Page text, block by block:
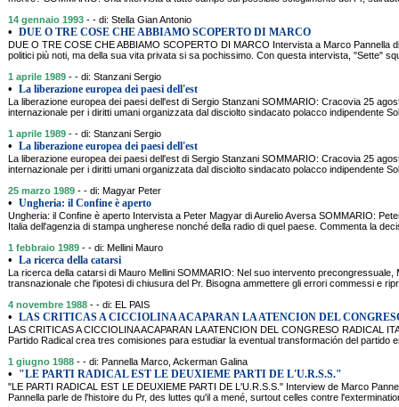
14 gennaio 1993 - - di: Stella Gian Antonio
• DUE O TRE COSE CHE ABBIAMO SCOPERTO DI MARCO
DUE O TRE COSE CHE ABBIAMO SCOPERTO DI MARCO Intervista a Marco Pannella
politici più noti, ma della sua vita privata si sa pochissimo. Con questa intervista, "Sette"
1 aprile 1989 - - di: Stanzani Sergio
• La liberazione europea dei paesi dell'est
La liberazione europea dei paesi dell'est di Sergio Stanzani SOMMARIO: Cracovia 25
internazionale per i diritti umani organizzata dal disciolto sindacato polacco indipendente
1 aprile 1989 - - di: Stanzani Sergio
• La liberazione europea dei paesi dell'est
La liberazione europea dei paesi dell'est di Sergio Stanzani SOMMARIO: Cracovia 25
internazionale per i diritti umani organizzata dal disciolto sindacato polacco indipendente
25 marzo 1989 - - di: Magyar Peter
• Ungheria: il Confine è aperto
Ungheria: il Confine è aperto Intervista a Peter Magyar di Aurelio Aversa SOMMARIO:
Italia dell'agenzia di stampa ungherese nonché della radio di quel paese. Commenta la
1 febbraio 1989 - - di: Mellini Mauro
• La ricerca della catarsi
La ricerca della catarsi di Mauro Mellini SOMMARIO: Nel suo intervento precongressuale,
transnazionale che l'ipotesi di chiusura del Pr. Bisogna ammettere gli errori commessi e
4 novembre 1988 - - di: EL PAIS
• LAS CRITICAS A CICCIOLINA ACAPARAN LA ATENCION DEL
LAS CRITICAS A CICCIOLINA ACAPARAN LA ATENCION DEL CONGRESO RADICAL
Partido Radical crea tres comisiones para estudiar la eventual transformación del partido
1 giugno 1988 - - di: Pannella Marco, Ackerman Galina
• "LE PARTI RADICAL EST LE DEUXIEME PARTI DE L'U.R.S.S."
"LE PARTI RADICAL EST LE DEUXIEME PARTI DE L'U.R.S.S." Interview de Marco
Pannella parle de l'histoire du Pr, des luttes qu'il a mené, surtout celles contre